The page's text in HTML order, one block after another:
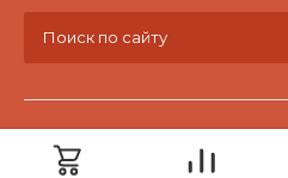
© 2026 «Раскрась детство»,